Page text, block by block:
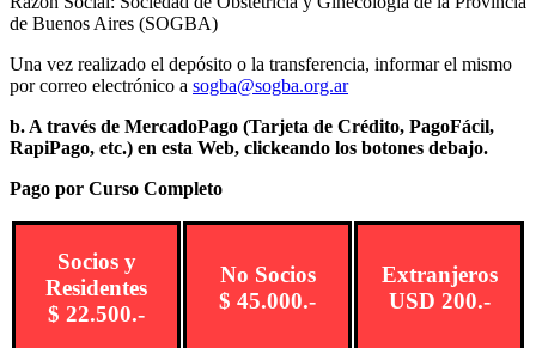
de Buenos Aires (SOGBA)
Una vez realizado el depósito o la transferencia, informar el mismo
por correo electrónico a sogba@sogba.org.ar
b. A través de MercadoPago (Tarjeta de Crédito, PagoFácil,
RapiPago, etc.) en esta Web, clickeando los botones debajo.
Pago por Curso Completo
Socios y
Residentes
$ 22.500.-
No Socios
$ 45.000.-
Extranjeros
USD 200.-